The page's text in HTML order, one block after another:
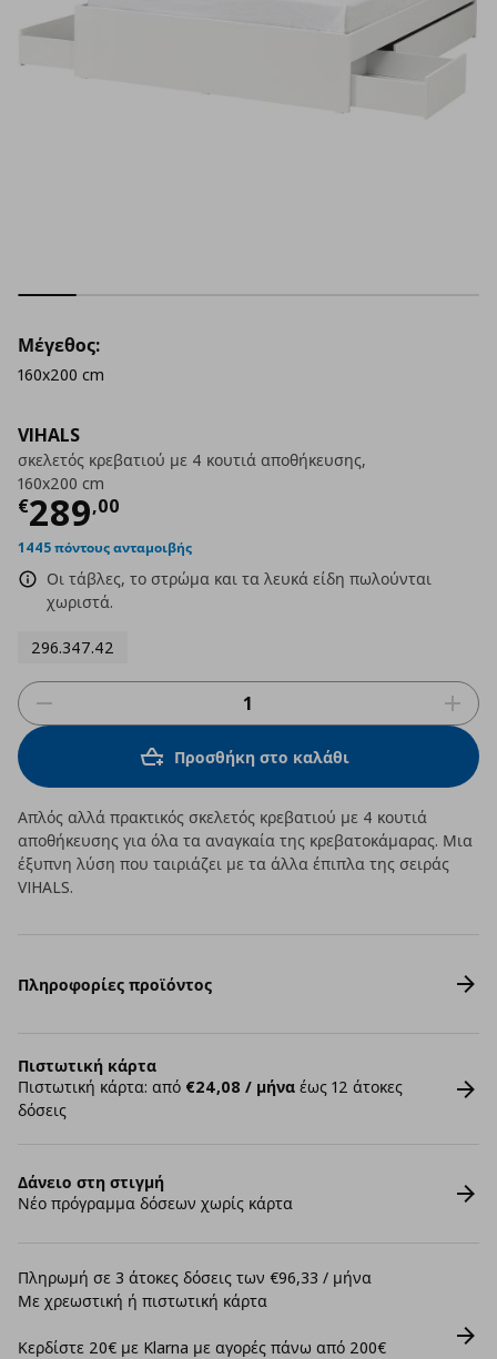
VIHALS
σκελετός κρεβατιού με 4 κουτιά αποθήκευσης,
160x200 cm
€289,00
Τρέχουσα τιμή
1445 πόντους ανταμοιβής
Οι τάβλες, το στρώμα και τα λευκά είδη πωλούνται
χωριστά.
296.347.42
Μέγεθος:
160x200 cm
Προσθήκη στο καλάθι
Απλός αλλά πρακτικός σκελετός κρεβατιού με 4 κουτιά
αποθήκευσης για όλα τα αναγκαία της κρεβατοκάμαρας. Μια
έξυπνη λύση που ταιριάζει με τα άλλα έπιπλα της σειράς
VIHALS.
Πληροφορίες προϊόντος
Πιστωτική κάρτα
Πιστωτική κάρτα: από €24,08 / μήνα έως 12 άτοκες
δόσεις
Δάνειο στη στιγμή
Νέο πρόγραμμα δόσεων χωρίς κάρτα
Πληρωμή σε 3 άτοκες δόσεις των €96,33 / μήνα
Με χρεωστική ή πιστωτική κάρτα
Κερδίστε 20€ με Klarna με αγορές πάνω από 200€